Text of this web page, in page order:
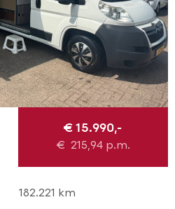
€ 15.990,-
€ 215,94p.m.
182.221 km